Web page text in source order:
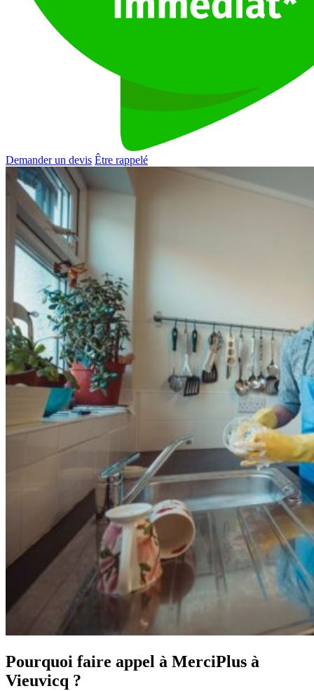
Demander un devis Être rappelé
Pourquoi faire appel à MerciPlus à
Vieuvicq ?